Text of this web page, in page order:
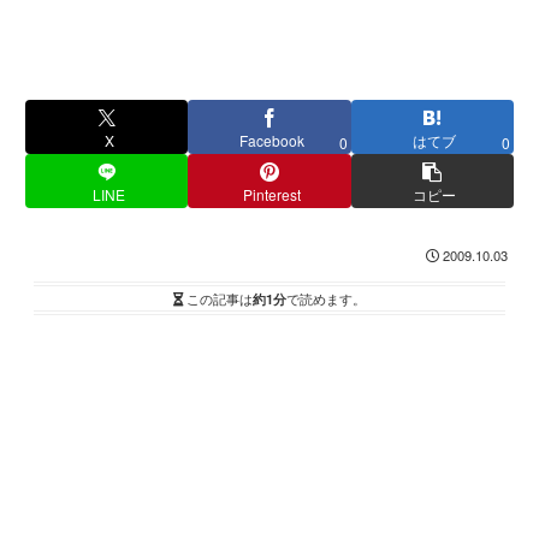
X Facebook 0 はてブ 0
LINE Pinterest コピー
2009.10.03
この記事は約1分で読めます。